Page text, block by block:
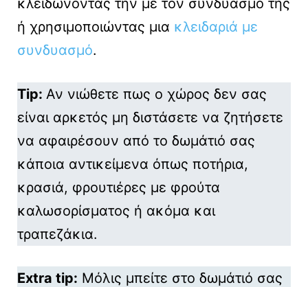
κλειδώνοντάς την με τον συνδυασμό της
ή χρησιμοποιώντας μια κλειδαριά με
συνδυασμό.
Tip: Αν νιώθετε πως ο χώρος δεν σας
είναι αρκετός μη διστάσετε να ζητήσετε
να αφαιρέσουν από το δωμάτιό σας
κάποια αντικείμενα όπως ποτήρια,
κρασιά, φρουτιέρες με φρούτα
καλωσορίσματος ή ακόμα και
τραπεζάκια.
Extra tip: Μόλις μπείτε στο δωμάτιό σας